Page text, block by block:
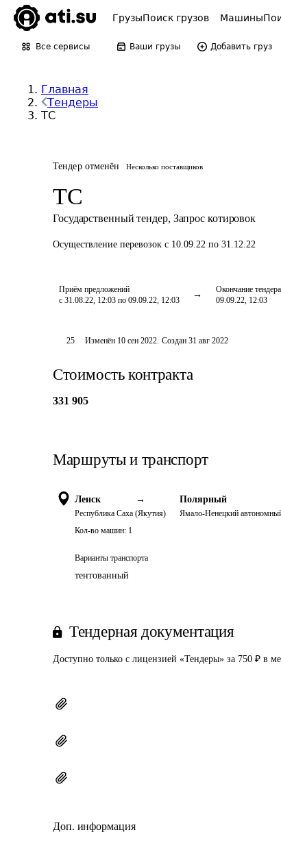
ГрузыПоиск грузов Машины
Все сервисы Ваши грузы Добавить груз
Главная
Тендеры
ТС
Тендер отменён Несколько поставщиков
ТС
Государственный тендер, Запрос котировок
Осуществление перевозок с 10.09.22 по 31.12.22
Приём предложений
с 31.08.22, 12:03 по 09.09.22, 12:03
Окончание тендера
09.09.22, 12:03
25 Изменён 10 сен 2022. Создан 31 авг 2022
Стоимость контракта
331 905
Маршруты и транспорт
Ленск →
Республика Саха (Якутия)
Полярный
Ямало-Ненецкий
Кол-во машин: 1
Варианты транспорта
тентованный
Тендерная документация
Доступно только с лицензией «Тендеры» за 750 ₽ в
Доп. информация